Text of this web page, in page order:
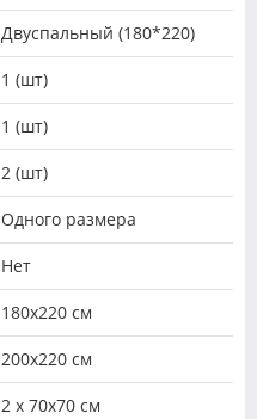
Двуспальный (180*220)
1 (шт)
1 (шт)
2 (шт)
Одного размера
Нет
180х220 см
200х220 см
2 х 70х70 см